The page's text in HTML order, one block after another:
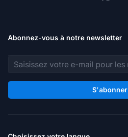
Abonnez-vous à notre newsletter
Adresse e-mail
S'abonner